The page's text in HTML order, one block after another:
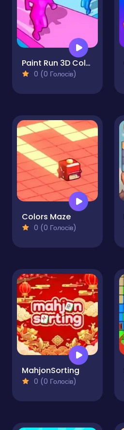
Paint Run 3D Color Puzzle
0 (0 Голосів)
Colors Maze
0 (0 Голосів)
MahjonSorting
0 (0 Голосів)